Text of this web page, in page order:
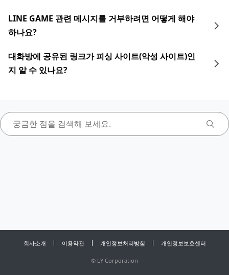
LINE GAME 관련 메시지를 거부하려면 어떻게 해야
하나요?
대화방에 공유된 링크가 피싱 사이트(악성 사이트)인
지 알 수 있나요?
회사소개 이용약관 개인정보처리방침 개인정보보호센터
© LY Corporation